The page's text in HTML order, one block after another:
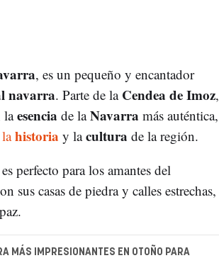
, es un pequeño y encantador
navarra. Parte de la Cendea de Imoz,
laesencia de laNavarra más auténtica,
historia y lacultura de la región.
perfecto para los amantes del
sus casas de piedra y calles estrechas,
MÁS IMPRESIONANTES EN OTOÑO PARA